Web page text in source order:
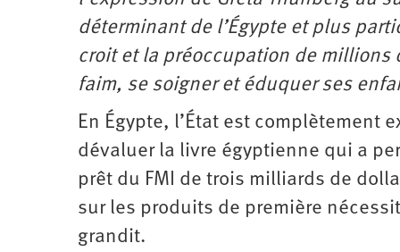
déterminant de l’Égypte et plus
croit et la préoccupation de millions
faim, se soigner et éduquer ses
En Égypte, l’État est complètement
dévaluer la livre égyptienne qui a
prêt du FMI de trois milliards de
sur les produits de première
grandit.